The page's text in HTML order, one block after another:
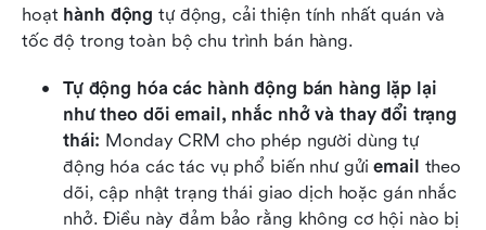
hoạt hành động tự động, cải thiện tính nhất quán và
tốc độ trong toàn bộ chu trình bán hàng.
Tự động hóa các hành động bán hàng lặp lại
như theo dõi email, nhắc nhở và thay đổi trạng
thái: Monday CRM cho phép người dùng tự
động hóa các tác vụ phổ biến như gửi email theo
dõi, cập nhật trạng thái giao dịch hoặc gán nhắc
nhở. Điều này đảm bảo rằng không cơ hội nào bị